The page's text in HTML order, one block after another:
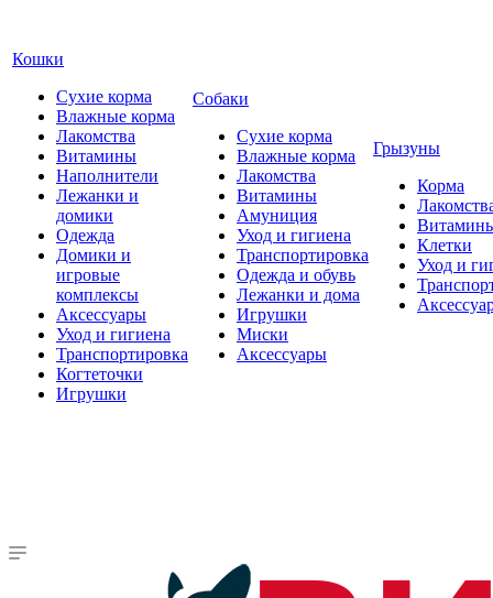
Кошки
Сухие корма
Влажные корма
Лакомства
Витамины
Наполнители
Лежанки и
домики
Одежда
Домики и
игровые
комплексы
Аксессуары
Уход и гигиена
Транспортировка
Когтеточки
Игрушки
Собаки
Сухие корма
Влажные корма
Лакомства
Витамины
Амуниция
Уход и гигиена
Транспортировка
Одежда и обувь
Лежанки и дома
Игрушки
Миски
Аксессуары
Грызуны
Корма
Клетки
Уход и